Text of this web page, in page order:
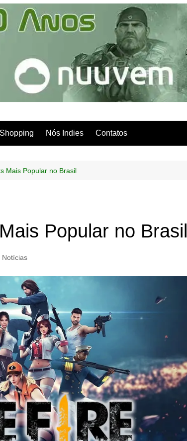
Nós Indies Contatos
Mais Popular no Brasil
Popular no Brasil
Notícias